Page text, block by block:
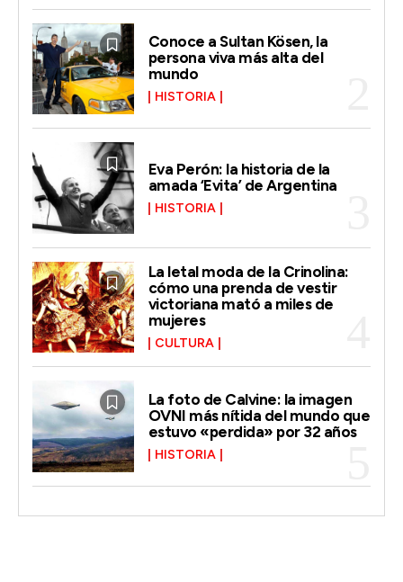
Conoce a Sultan Kösen, la
persona viva más alta del
mundo
HISTORIA
Eva Perón: la historia de la
amada ‘Evita’ de Argentina
HISTORIA
La letal moda de la Crinolina:
cómo una prenda de vestir
victoriana mató a miles de
mujeres
CULTURA
La foto de Calvine: la imagen
OVNI más nítida del mundo que
estuvo «perdida» por 32 años
HISTORIA